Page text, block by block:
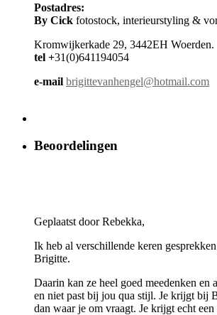
Postadres:
By Cick fotostock, interieurstyling &
Kromwijkerkade 29, 3442EH Woerden.
tel +31(0)641194054
e-mail brigittevanhengel@hotmail.com
Beoordelingen
Geplaatst door Rebekka,
Ik heb al verschillende keren
Brigitte.
Daarin kan ze heel goed meedenken en
en niet past bij jou qua stijl. Je krijgt bij
dan waar je om vraagt. Je krijgt echt